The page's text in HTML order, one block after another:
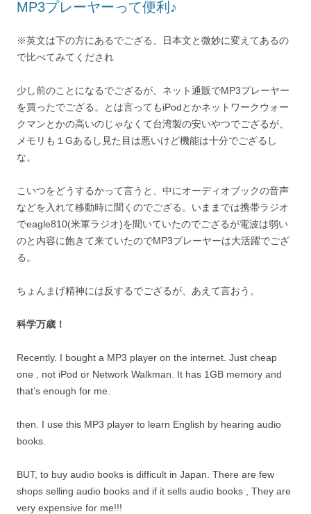
MP3プレーヤーって便利♪
※英文は下の方にあるでござる、日本文と微妙に変えてあるの
で比べてみてくだされ
少し前のことになるでござるが、ネット通販でMP3プレーヤー
を買ったでござる。とは言ってもiPodとかネットワークウォー
クマンとかの高いのじゃなくて台湾製の安いやつでござるが、
メモリも１Gあるし見た目は悪いけど機能は十分でござるし
な。
こいつをどうするかって言うと、中にオーディオブックの音声
などを入れて移動時に聞くのでござる。いままでは携帯ラジオ
でeagle810(米軍ラジオ)を聞いていたのでござるが電波は弱い
のと内容に飽きて来ていたのでMP3プレーヤーは大活躍でござ
る。
ちょんまげ精神には反するでござるが、あえて言おう。
科学万歳！
Recently. I bought a MP3 player on the internet. Just cheap
one , not iPod or Network Walkman. It has 1GB memory and
that’s enough for me.
then. I use this MP3 player to learn English by hearing audio
books.
BUT, to buy audio books is difficult in Japan. There are few
shops selling audio books and if it sells audio books , They are
very expensive for me!!!